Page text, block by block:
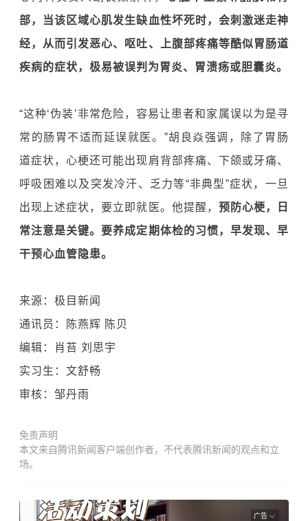
部，当该区域心肌发生缺血性坏死时，会刺激迷走神
经，从而引发恶心、呕吐、上腹部疼痛等酷似胃肠道
疾病的症状，极易被误判为胃炎、胃溃疡或胆囊炎。
“这种‘伪装’非常危险，容易让患者和家属误以为是寻
常的肠胃不适而延误就医。”胡良焱强调，除了胃肠
道症状，心梗还可能出现肩背部疼痛、下颌或牙痛、
呼吸困难以及突发冷汗、乏力等“非典型”症状，一旦
出现上述症状，要立即就医。他提醒， 预防心梗，日
常注意是关键。要养成定期体检的习惯，早发现、早
干预心血管隐患。
来源：极目新闻
通讯员：陈燕辉 陈贝
编辑：肖苔 刘思宇
实习生：文舒畅
审核：邹丹雨
免责声明
本文来自腾讯新闻客户端创作者，不代表腾讯新闻的观点和立
场。
广告